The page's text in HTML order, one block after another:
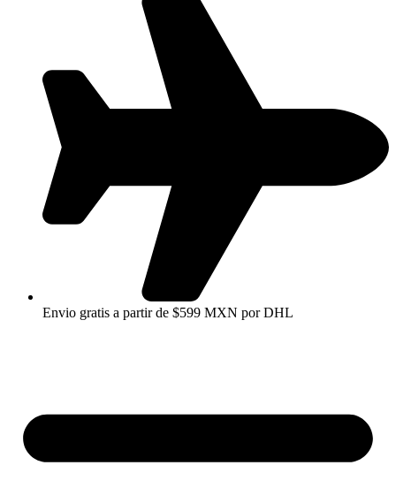
Envio gratis a partir de $599 MXN por DHL